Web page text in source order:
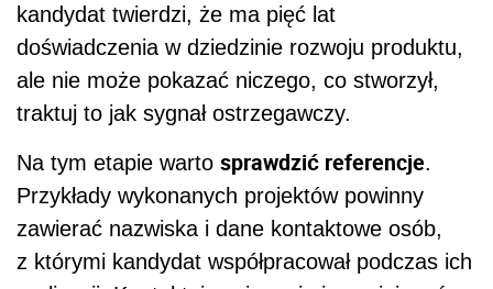
kandydat twierdzi, że ma pięć lat
doświadczenia w dziedzinie rozwoju produktu,
ale nie może pokazać niczego, co stworzył,
traktuj to jak sygnał ostrzegawczy.
Na tym etapie warto sprawdzić referencje.
Przykłady wykonanych projektów powinny
zawierać nazwiska i dane kontaktowe osób,
z którymi kandydat współpracował podczas ich